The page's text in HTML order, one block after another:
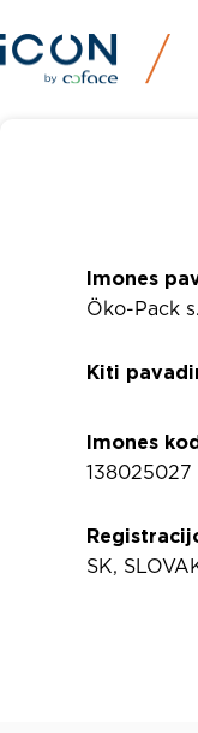
Imones
Öko-Pack
Kiti
Imones
138025027
SK,